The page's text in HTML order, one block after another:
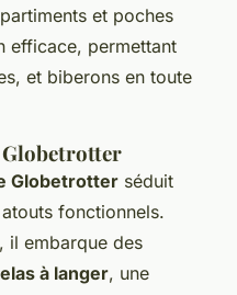
et poches
efficace, permettant
et biberons en toute
Globetrotter
Globetrotter séduit
fonctionnels.
il embarque des
à langer, une